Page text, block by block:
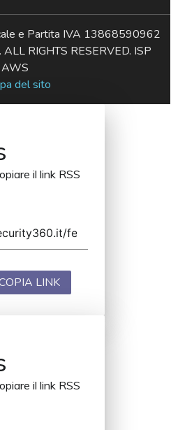
e Partita IVA 13868590962
RIGHTS RESERVED. ISP
AWS
del sito
il link RSS
LINK
il link RSS